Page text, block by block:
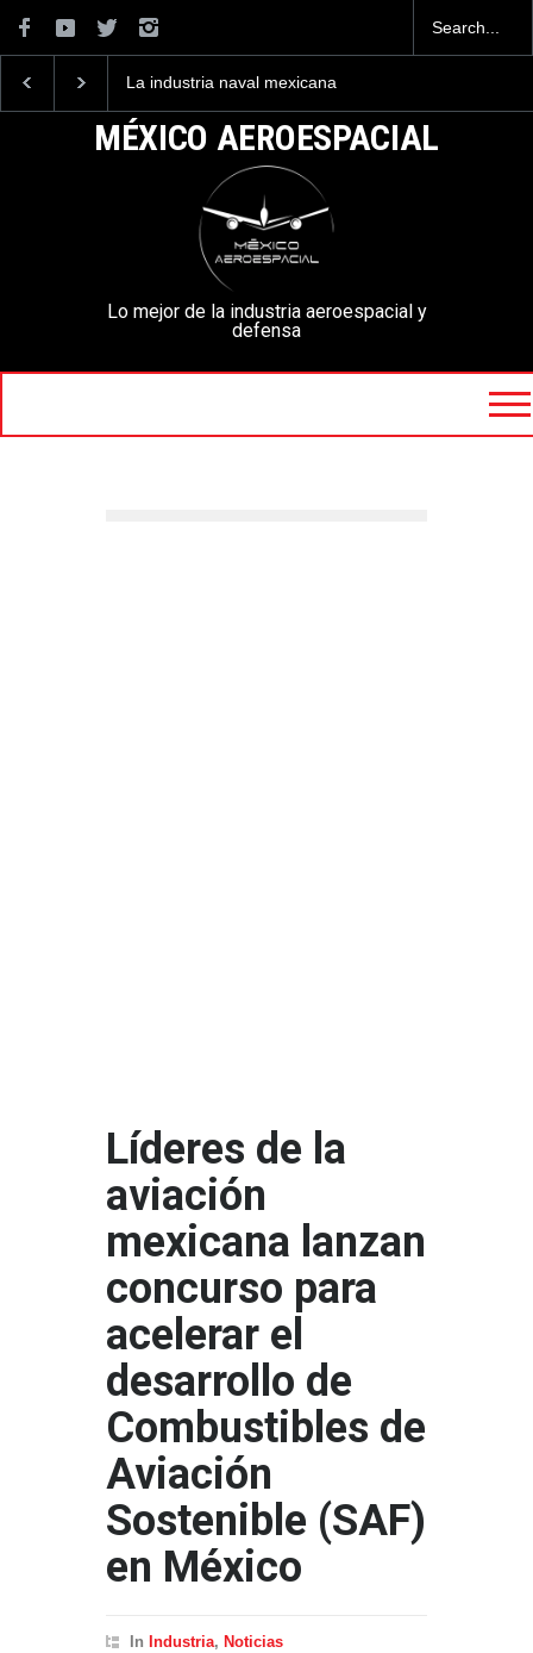
La industria naval mexicana
la Armada de México
mexicanos cuesta 2.9
millones de dólares
MÉXICO AEROESPACIAL
Lo mejor de la industria aeroespacial y
defensa
Líderes de la
aviación
mexicana lanzan
concurso para
acelerar el
desarrollo de
Combustibles de
Aviación
Sostenible (SAF)
en México
In Industria, Noticias